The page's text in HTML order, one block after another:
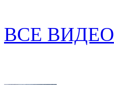
ВСЕ ВИДЕО